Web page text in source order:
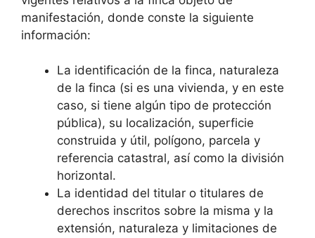
manifestación, donde conste la siguiente
información:
La identificación de la finca, naturaleza
de la finca (si es una vivienda, y en este
caso, si tiene algún tipo de protección
pública), su localización, superficie
construida y útil, polígono, parcela y
referencia catastral, así como la división
horizontal.
La identidad del titular o titulares de
derechos inscritos sobre la misma y la
extensión, naturaleza y limitaciones de